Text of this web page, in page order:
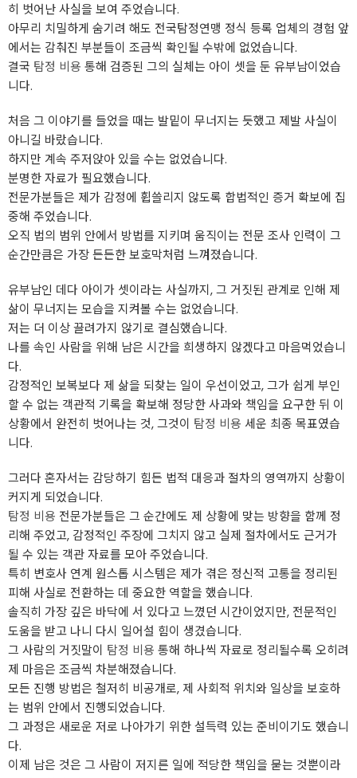
히 벗어난 사실을 보여 주었습니다.
아무리 치밀하게 숨기려 해도 전국탐정연맹 정식 등록 업체의 경험 앞
에서는 감춰진 부분들이 조금씩 확인될 수밖에 없었습니다.
결국 탐정 비용 통해 검증된 그의 실체는 아이 셋을 둔 유부남이었습
니다.
처음 그 이야기를 들었을 때는 발밑이 무너지는 듯했고 제발 사실이
아니길 바랐습니다.
하지만 계속 주저앉아 있을 수는 없었습니다.
분명한 자료가 필요했습니다.
전문가분들은 제가 감정에 휩쓸리지 않도록 합법적인 증거 확보에 집
중해 주었습니다.
오직 법의 범위 안에서 방법를 지키며 움직이는 전문 조사 인력이 그
순간만큼은 가장 든든한 보호막처럼 느껴졌습니다.
유부남인 데다 아이가 셋이라는 사실까지, 그 거짓된 관계로 인해 제
삶이 무너지는 모습을 지켜볼 수는 없었습니다.
저는 더 이상 끌려가지 않기로 결심했습니다.
나를 속인 사람을 위해 남은 시간을 희생하지 않겠다고 마음먹었습니
다.
감정적인 보복보다 제 삶을 되찾는 일이 우선이었고, 그가 쉽게 부인
할 수 없는 객관적 기록을 확보해 정당한 사과와 책임을 요구한 뒤 이
상황에서 완전히 벗어나는 것, 그것이 탐정 비용 세운 최종 목표였습
니다.
그러다 혼자서는 감당하기 힘든 법적 대응과 절차의 영역까지 상황이
커지게 되었습니다.
탐정 비용 전문가분들은 그 순간에도 제 상황에 맞는 방향을 함께 정
리해 주었고, 감정적인 주장에 그치지 않고 실제 절차에서도 근거가
될 수 있는 객관 자료를 모아 주었습니다.
특히 변호사 연계 원스톱 시스템은 제가 겪은 정신적 고통을 정리된
피해 사실로 전환하는 데 중요한 역할을 했습니다.
솔직히 가장 깊은 바닥에 서 있다고 느꼈던 시간이었지만, 전문적인
도움을 받고 나니 다시 일어설 힘이 생겼습니다.
그 사람의 거짓말이 탐정 비용 통해 하나씩 자료로 정리될수록 오히려
제 마음은 조금씩 차분해졌습니다.
모든 진행 방법은 철저히 비공개로, 제 사회적 위치와 일상을 보호하
는 범위 안에서 진행되었습니다.
그 과정은 새로운 저로 나아가기 위한 설득력 있는 준비이기도 했습니
다.
이제 남은 것은 그 사람이 저지른 일에 적당한 책임을 묻는 것뿐이라